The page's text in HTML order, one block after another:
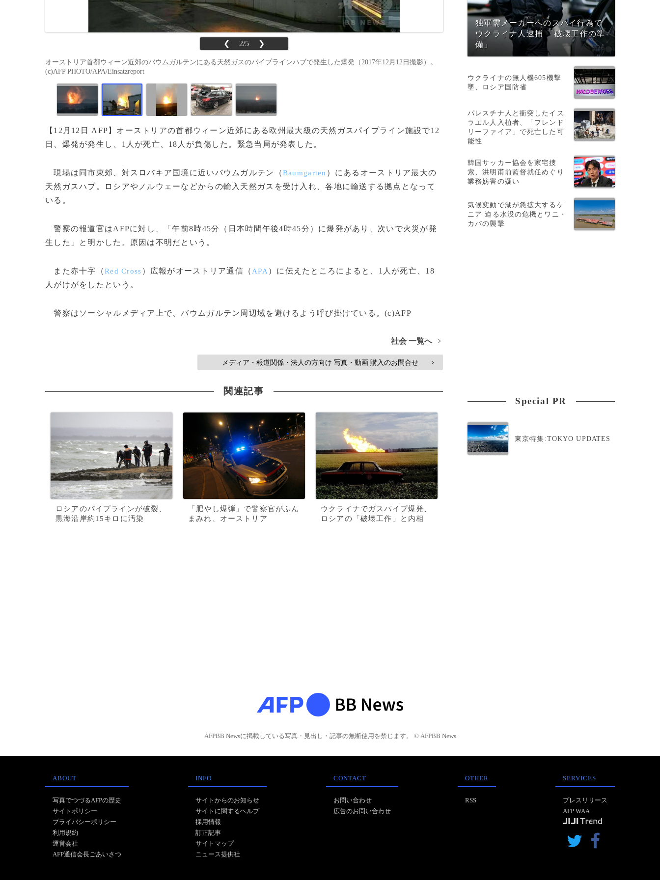
❮ 2/5 ❯
オーストリア首都ウィーン近郊のバウムガルテンにある天然ガスのパイプラインハブで発生した爆発（2017年12月12日撮影）。
(c)AFP PHOTO/APA/Einsatzreport
【12月12日 AFP】オーストリアの首都ウィーン近郊にある欧州最大級の天然ガスパイプライン施設で12
日、爆発が発生し、1人が死亡、18人が負傷した。緊急当局が発表した。
現場は同市東郊、対スロバキア国境に近いバウムガルテン（Baumgarten ）にあるオーストリア最大の
天然ガスハブ。ロシアやノルウェーなどからの輸入天然ガスを受け入れ、各地に輸送する拠点となって
いる。
警察の報道官はAFPに対し、「午前8時45分（日本時間午後4時45分）に爆発があり、次いで火災が発
生した」と明かした。原因は不明だという。
また赤十字（Red Cross ）広報がオーストリア通信（ APA ）に伝えたところによると、1人が死亡、18
人がけがをしたという。
警察はソーシャルメディア上で、バウムガルテン周辺域を避けるよう呼び掛けている。(c)AFP
社会 一覧へ >
メディア・報道関係・法人の方向け 写真・動画 購入のお問合せ >
関連記事
ロシアのパイプラインが破裂、
黒海沿岸約15キロに汚染
「肥やし爆弾」で警察官がふん
まみれ、オーストリア
ウクライナでガスパイプ爆発、
ロシアの「破壊工作」と内相
独軍需メーカーへのスパイ行為で
ウクライナ人逮捕 「破壊工作の準
備」
ウクライナの無人機605機撃
墜、ロシア国防省
パレスチナ人と衝突したイス
ラエル人入植者、「フレンド
リーファイア」で死亡した可
能性
韓国サッカー協会を家宅捜
索、洪明甫前監督就任めぐり
業務妨害の疑い
気候変動で湖が急拡大するケ
ニア 迫る水没の危機とワニ・
カバの襲撃
Special PR
東京特集:TOKYO UPDATES
AFPBB Newsに掲載している写真・見出し・記事の無断使用を禁じます。 © AFPBB News
ABOUT
写真でつづるAFPの歴史
サイトポリシー
プライバシーポリシー
利用規約
運営会社
AFP通信会長ごあいさつ
INFO
サイトからのお知らせ
サイトに関するヘルプ
採用情報
訂正記事
サイトマップ
ニュース提供社
CONTACT
お問い合わせ
広告のお問い合わせ
OTHER
RSS
SERVICES
プレスリリース
AFP WAA